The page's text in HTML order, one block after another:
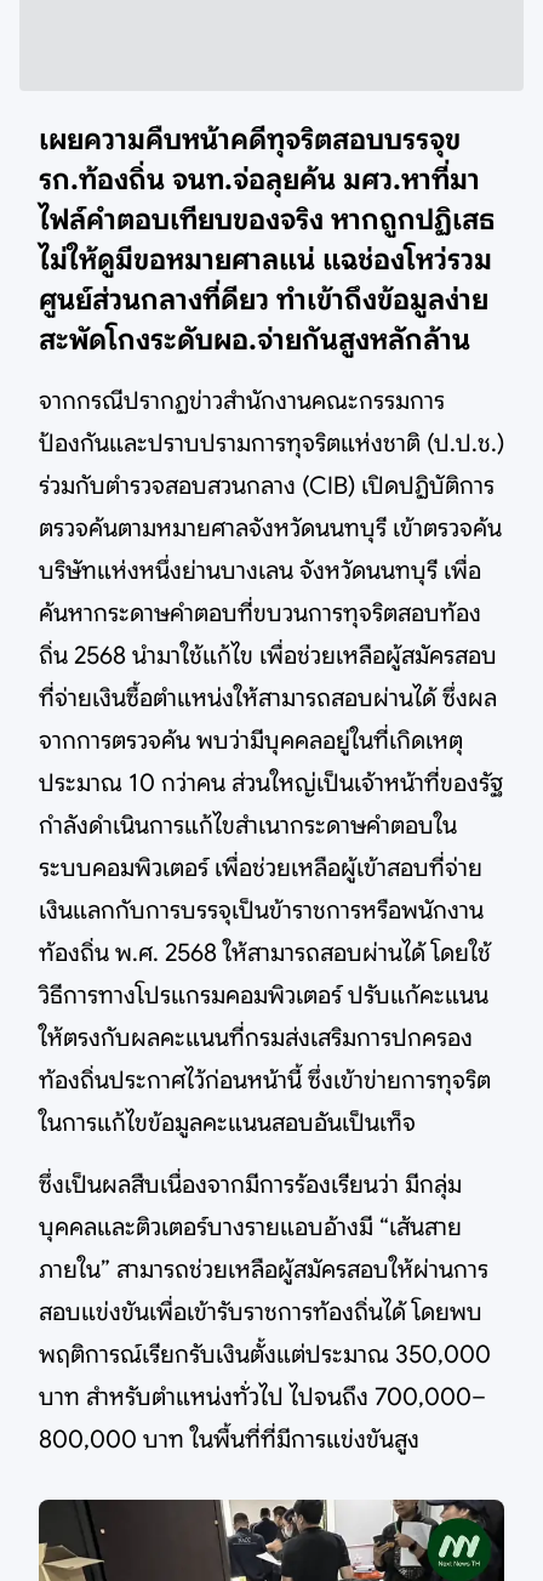
เผยความคืบหน้าคดีทุจริตสอบบรรจุข
รก.ท้องถิ่น จนท.จ่อลุยค้น มศว.หาที่มา
ไฟล์คำตอบเทียบของจริง หากถูกปฏิเสธ
ไม่ให้ดูมีขอหมายศาลแน่ แฉช่องโหว่รวม
ศูนย์ส่วนกลางที่ดียว ทำเข้าถึงข้อมูลง่าย
สะพัดโกงระดับผอ.จ่ายกันสูงหลักล้าน
จากกรณีปรากฏข่าวสำนักงานคณะกรรมการ
ป้องกันและปราบปรามการทุจริตแห่งชาติ (ป.ป.ช.)
ร่วมกับตำรวจสอบสวนกลาง (CIB) เปิดปฏิบัติการ
ตรวจค้นตามหมายศาลจังหวัดนนทบุรี เข้าตรวจค้น
บริษัทแห่งหนึ่งย่านบางเลน จังหวัดนนทบุรี เพื่อ
ค้นหากระดาษคำตอบที่ขบวนการทุจริตสอบท้อง
ถิ่น 2568 นำมาใช้แก้ไข เพื่อช่วยเหลือผู้สมัครสอบ
ที่จ่ายเงินซื้อตำแหน่งให้สามารถสอบผ่านได้ ซึ่งผล
จากการตรวจค้น พบว่ามีบุคคลอยู่ในที่เกิดเหตุ
ประมาณ 10 กว่าคน ส่วนใหญ่เป็นเจ้าหน้าที่ของรัฐ
กำลังดำเนินการแก้ไขสำเนากระดาษคำตอบใน
ระบบคอมพิวเตอร์ เพื่อช่วยเหลือผู้เข้าสอบที่จ่าย
เงินแลกกับการบรรจุเป็นข้าราชการหรือพนักงาน
ท้องถิ่น พ.ศ. 2568 ให้สามารถสอบผ่านได้ โดยใช้
วิธีการทางโปรแกรมคอมพิวเตอร์ ปรับแก้คะแนน
ให้ตรงกับผลคะแนนที่กรมส่งเสริมการปกครอง
ท้องถิ่นประกาศไว้ก่อนหน้านี้ ซึ่งเข้าข่ายการทุจริต
ในการแก้ไขข้อมูลคะแนนสอบอันเป็นเท็จ
ซึ่งเป็นผลสืบเนื่องจากมีการร้องเรียนว่า มีกลุ่ม
บุคคลและติวเตอร์บางรายแอบอ้างมี “เส้นสาย
ภายใน” สามารถช่วยเหลือผู้สมัครสอบให้ผ่านการ
สอบแข่งขันเพื่อเข้ารับราชการท้องถิ่นได้ โดยพบ
พฤติการณ์เรียกรับเงินตั้งแต่ประมาณ 350,000
บาท สำหรับตำแหน่งทั่วไป ไปจนถึง 700,000–
800,000 บาท ในพื้นที่ที่มีการแข่งขันสูง